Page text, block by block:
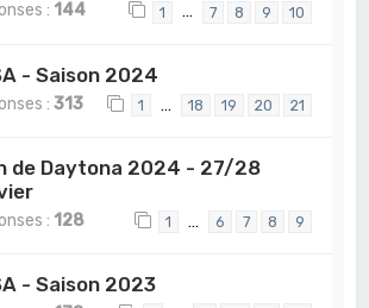
: 144 1 … 7 8 9 10
- Saison 2024
:313 1 … 18 19 20 21
de Daytona 2024 - 27/28
: 128 1 … 6 7 8 9
- Saison 2023